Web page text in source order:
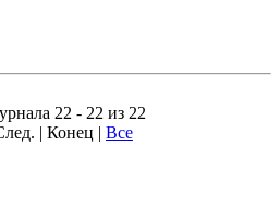
22 - 22 из 22
| Конец | Все